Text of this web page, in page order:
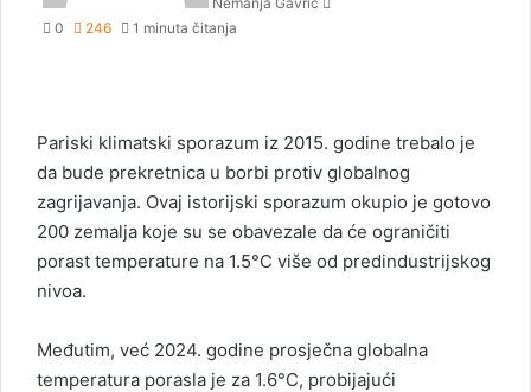
0 246 1 minuta čitanja
​Pariski klimatski sporazum iz 2015. godine trebalo je
da bude prekretnica u borbi protiv globalnog
zagrijavanja. Ovaj istorijski sporazum okupio je gotovo
200 zemalja koje su se obavezale da će ograničiti
porast temperature na 1.5°C više od predindustrijskog
nivoa.
Međutim, već 2024. godine prosječna globalna
temperatura porasla je za 1.6°C, probijajući